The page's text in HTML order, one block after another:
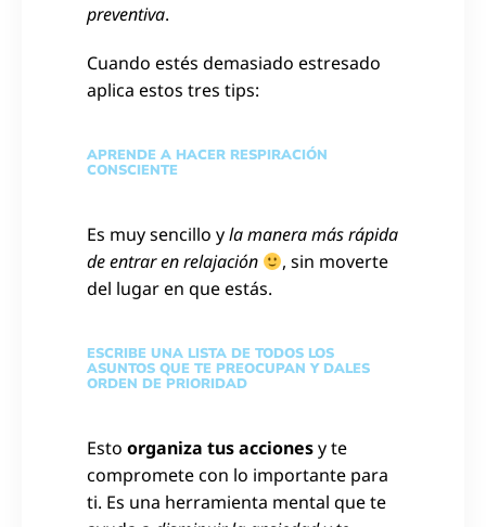
preventiva.
Cuando estés demasiado estresado
aplica estos tres tips:
APRENDE A HACER RESPIRACIÓN
CONSCIENTE
Es muy sencillo yla manera más rápida
de entrar en relajación
, sin moverte
del lugar en que estás.
ESCRIBE UNA LISTA DE TODOS LOS
ASUNTOS QUE TE PREOCUPAN Y DALES
ORDEN DE PRIORIDAD
Esto organiza tus accionesy te
compromete con lo importante para
ti. Es una herramienta mental que te